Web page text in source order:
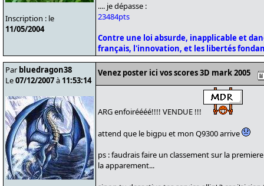
Inscription : le
11/05/2004
.... je dépasse :
23484pts
Contre une loi absurde, inapplicable et
français, l'innovation, et les libertés
Par bluedragon38
Le07/12/2007à 11:53:14
Venez poster ici vos scores 3D mark 2005
ARG enfoiréééé!!!! VENDUE !!!
attend que le bigpu et mon Q9300 arrive
ps : faudrais faire un classement sur la
la apparement...